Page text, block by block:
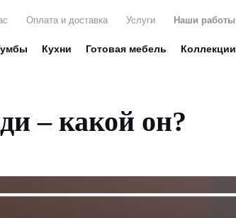
Оплата и доставка Услуги Наши работы
Кухни Готовая мебель Коллекции
– какой он?